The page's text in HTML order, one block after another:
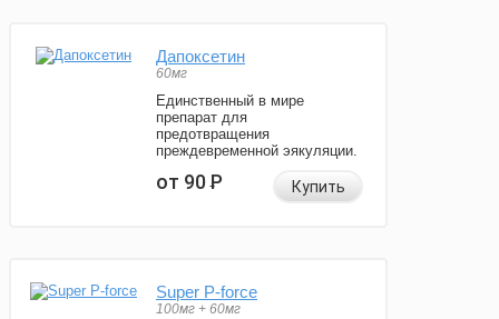
Дапоксетин
60мг
Единственный в мире
препарат для
предотвращения
преждевременной эякуляции.
от 90Р Купить
Super P-force
100мг + 60мг